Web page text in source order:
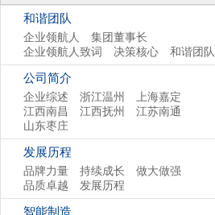
和谐团队
企业领航人
集团董事长
企业领航人致词
决策核心 和谐团队
公司简介
企业综述 浙江温州
上海嘉定
江西南昌
江西抚州
江苏南通
山东枣庄
发展历程
品牌力量 持续成长
做大做强
品质卓越
发展历程
智能制造